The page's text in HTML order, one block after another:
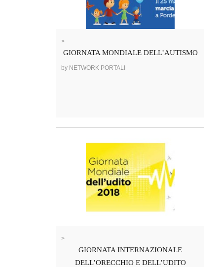
>
GIORNATA MONDIALE DELL’AUTISMO
by NETWORK PORTALI
>
GIORNATA INTERNAZIONALE
DELL’ORECCHIO E DELL’UDITO